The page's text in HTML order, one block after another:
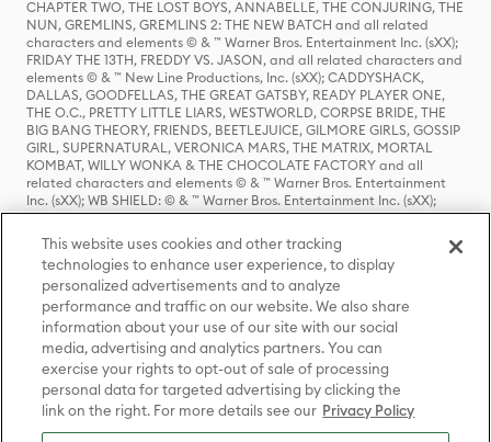
CHAPTER TWO, THE LOST BOYS, ANNABELLE, THE CONJURING, THE
NUN, GREMLINS, GREMLINS 2: THE NEW BATCH and all related
characters and elements © & ™ Warner Bros. Entertainment Inc. (sXX);
FRIDAY THE 13TH, FREDDY VS. JASON, and all related characters and
elements © & ™ New Line Productions, Inc. (sXX); CADDYSHACK,
DALLAS, GOODFELLAS, THE GREAT GATSBY, READY PLAYER ONE,
THE O.C., PRETTY LITTLE LIARS, WESTWORLD, CORPSE BRIDE, THE
BIG BANG THEORY, FRIENDS, BEETLEJUICE, GILMORE GIRLS, GOSSIP
GIRL, SUPERNATURAL, VERONICA MARS, THE MATRIX, MORTAL
KOMBAT, WILLY WONKA & THE CHOCOLATE FACTORY and all
related characters and elements © & ™ Warner Bros. Entertainment
Inc. (sXX); WB SHIELD: © & ™ Warner Bros. Entertainment Inc. (sXX);
HOUSE OF THE DRAGON, GAME OF THRONES, and all related
characters and elements © & ™ Home Box Office, Inc. (sXX); CHILLING
ADVENTURES OF SABRINA, RIVERDALE © & ™ Warner Bros.
Entertainment Inc. Archie Comics and all related characters and
elements © & ™ Archie Comic Publications, Inc. Used with permission.
(sXX); SEINFELD and all related characters and elements © & ™ Castle
Rock Entertainment. (sXX); TED LASSO © & ™ Warner Bros.
Entertainment Inc. & Universal Television LLC (sXX); THE HOBBIT: AN
UNEXPECTED JOURNEY, THE HOBBIT: THE DESOLATION OF SMAUG,
THE HOBBIT: THE BATTLE OF THE FIVE ARMIES, THE LORD OF THE
RINGS: THE FELLOWSHIP OF THE RING, THE LORD OF THE RINGS: THE
TWO TOWERS, THE LORD OF THE RINGS: THE RETURN OF THE KING
and the names of the characters, items, events and places therein are
This website uses cookies and other tracking
technologies to enhance user experience, to display
personalized advertisements and to analyze
performance and traffic on our website. We also share
information about your use of our site with our social
media, advertising and analytics partners. You can
exercise your rights to opt-out of sale of processing
personal data for targeted advertising by clicking the
link on the right. For more details see our Privacy Policy